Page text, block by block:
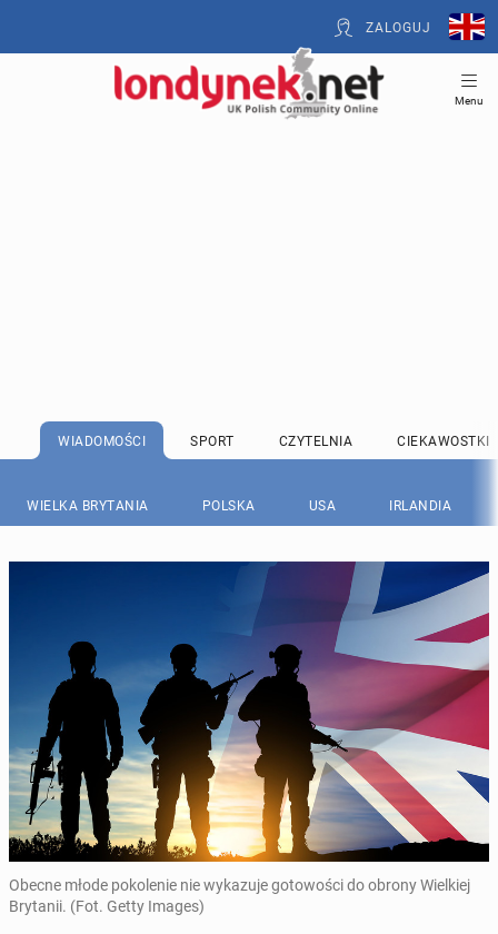
ZALOGUJ
Menu
WIADOMOŚCI SPORT CZYTELNIA CIEKAWOSTKI
WIELKA BRYTANIA POLSKA USA IRLANDIA
Obecne młode pokolenie nie wykazuje gotowości do obrony Wielkiej
Brytanii. (Fot. Getty Images)